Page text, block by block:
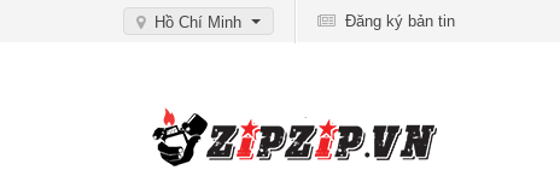
Hồ Chí Minh Đăng ký bản tin